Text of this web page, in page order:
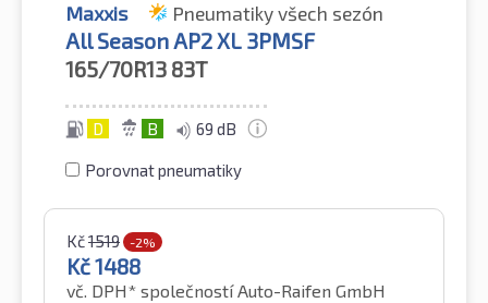
Maxxis Pneumatiky všech sezón
All Season AP2 XL 3PMSF
165/70R13 83T
D B 69 dB
Porovnat pneumatiky
Kč1519 -2%
Kč1488
vč. DPH* společností Auto-Raifen GmbH